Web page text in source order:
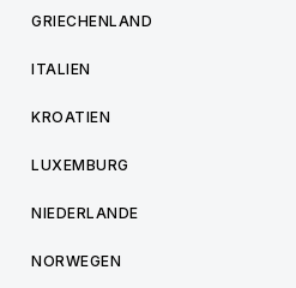
GRIECHENLAND
ITALIEN
KROATIEN
LUXEMBURG
NIEDERLANDE
NORWEGEN